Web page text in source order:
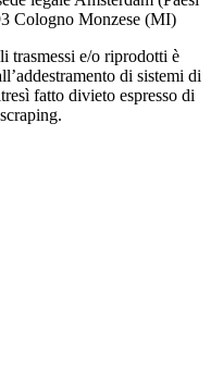
Cologno Monzese (MI)
trasmessi e/o riprodotti è
di sistemi di
fatto divieto espresso di